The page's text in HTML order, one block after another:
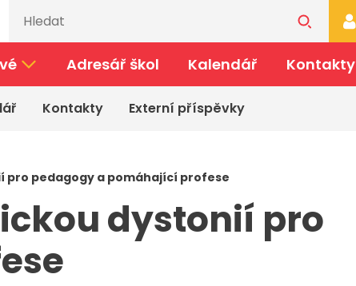
Adresář škol Kalendář Kontakty
Kontakty Externí příspěvky
pedagogy a pomáhající profese
dystonií pro